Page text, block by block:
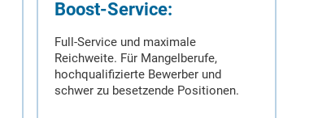
Boost-Service:
Full-Service und maximale
Reichweite. Für Mangelberufe,
hochqualifizierte Bewerber und
schwer zu besetzende Positionen.